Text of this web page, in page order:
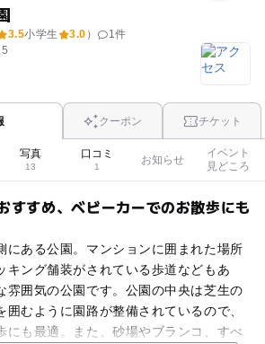
3.5小学生 3.0 ） 1件
クーポン チケット
写真
13
口コミ
1
お知らせ
イベント
見どころ
すすめ、ベビーカーでのお散歩にも
にある公園。マンションに囲まれた場所
キング舗装がされている歩道などもあ
雰囲気の公園です。公園の中央は芝生の
囲むように園路が整備されているので、
にも最適。また、砂場やブランコ、すべ